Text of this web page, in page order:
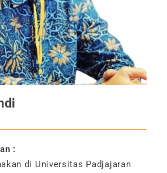
:
di Universitas Padjajaran